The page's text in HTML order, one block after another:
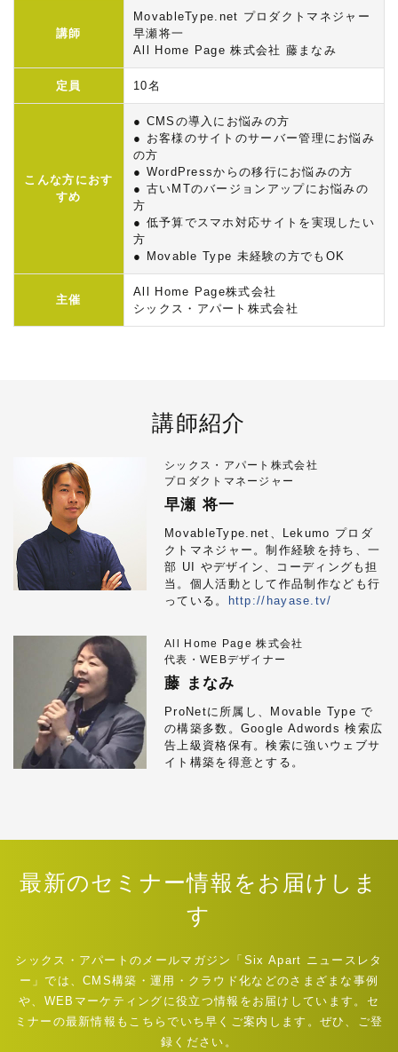
講師
MovableType.net プロダクトマネジャー
早瀬将一
All Home Page 株式会社 藤まなみ
定員 10名
こんな方におす
すめ
● CMSの導入にお悩みの方
● お客様のサイトのサーバー管理にお悩み
の方
● WordPressからの移行にお悩みの方
● 古いMTのバージョンアップにお悩みの
方
● 低予算でスマホ対応サイトを実現したい
方
● Movable Type 未経験の方でもOK
主催
All Home Page株式会社
シックス・アパート株式会社
講師紹介
シックス・アパート株式会社
プロダクトマネージャー
早瀬 将一
MovableType.net、Lekumo プロダ
クトマネジャー。制作経験を持ち、一
部 UI やデザイン、コーディングも担
当。個人活動として作品制作なども行
っている。
http://hayase.tv/
All Home Page 株式会社
代表・WEBデザイナー
藤 まなみ
ProNetに所属し、Movable Type で
の構築多数。Google Adwords 検索広
告上級資格保有。検索に強いウェブサ
イト構築を得意とする。
最新のセミナー情報をお届けしま
す
シックス・アパートのメールマガジン「Six Apart ニュースレタ
ー」では、CMS構築・運用・クラウド化などのさまざまな事例
や、WEBマーケティングに役立つ情報をお届けしています。セ
ミナーの最新情報もこちらでいち早くご案内します。ぜひ、ご登
録ください。